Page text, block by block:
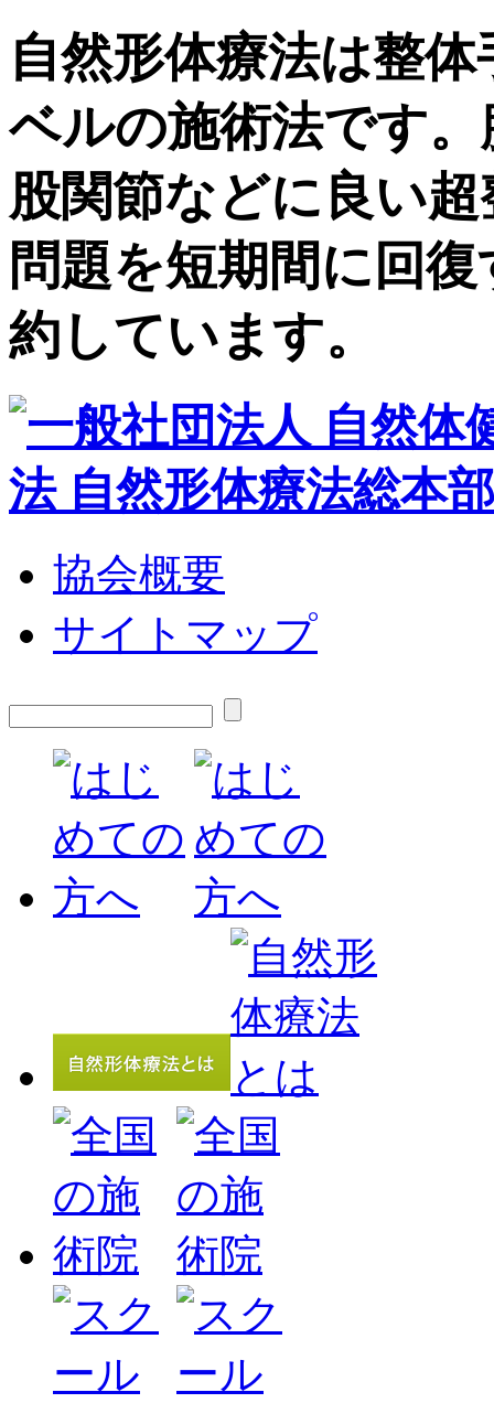
自然形体療法は整
ベルの施術法です
股関節などに良い
問題を短期間に回
約しています。
協会概要
サイトマップ